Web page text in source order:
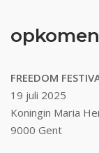
FREEDOM
19 juli 2025
Koningin Maria
9000 Gent